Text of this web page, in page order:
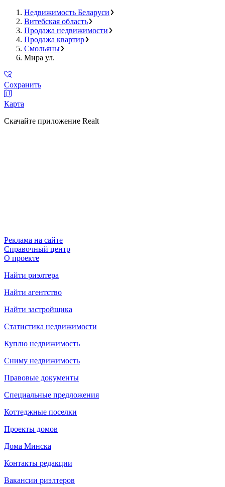
Недвижимость Беларуси
Витебская область
Продажа недвижимости
Продажа квартир
Смольяны
Мира ул.
Сохранить
Карта
Скачайте приложение Realt
Реклама на сайте
Справочный центр
О проекте
Найти риэлтера
Найти агентство
Найти застройщика
Статистика недвижимости
Куплю недвижимость
Сниму недвижимость
Правовые документы
Специальные предложения
Коттеджные поселки
Проекты домов
Дома Минска
Контакты редакции
Вакансии риэлтеров